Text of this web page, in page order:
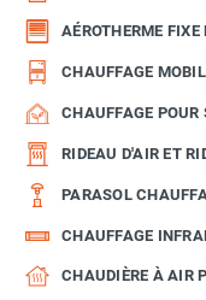
AÉROTHERME FIXE
CHAUFFAGE
CHAUFFAGE POUR
RIDEAU D'AIR ET
PARASOL
CHAUFFAGE
CHAUDIÈRE À AIR